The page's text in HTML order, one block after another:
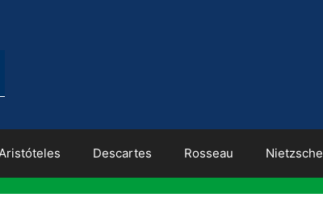
Descartes Rosseau Nietzsche